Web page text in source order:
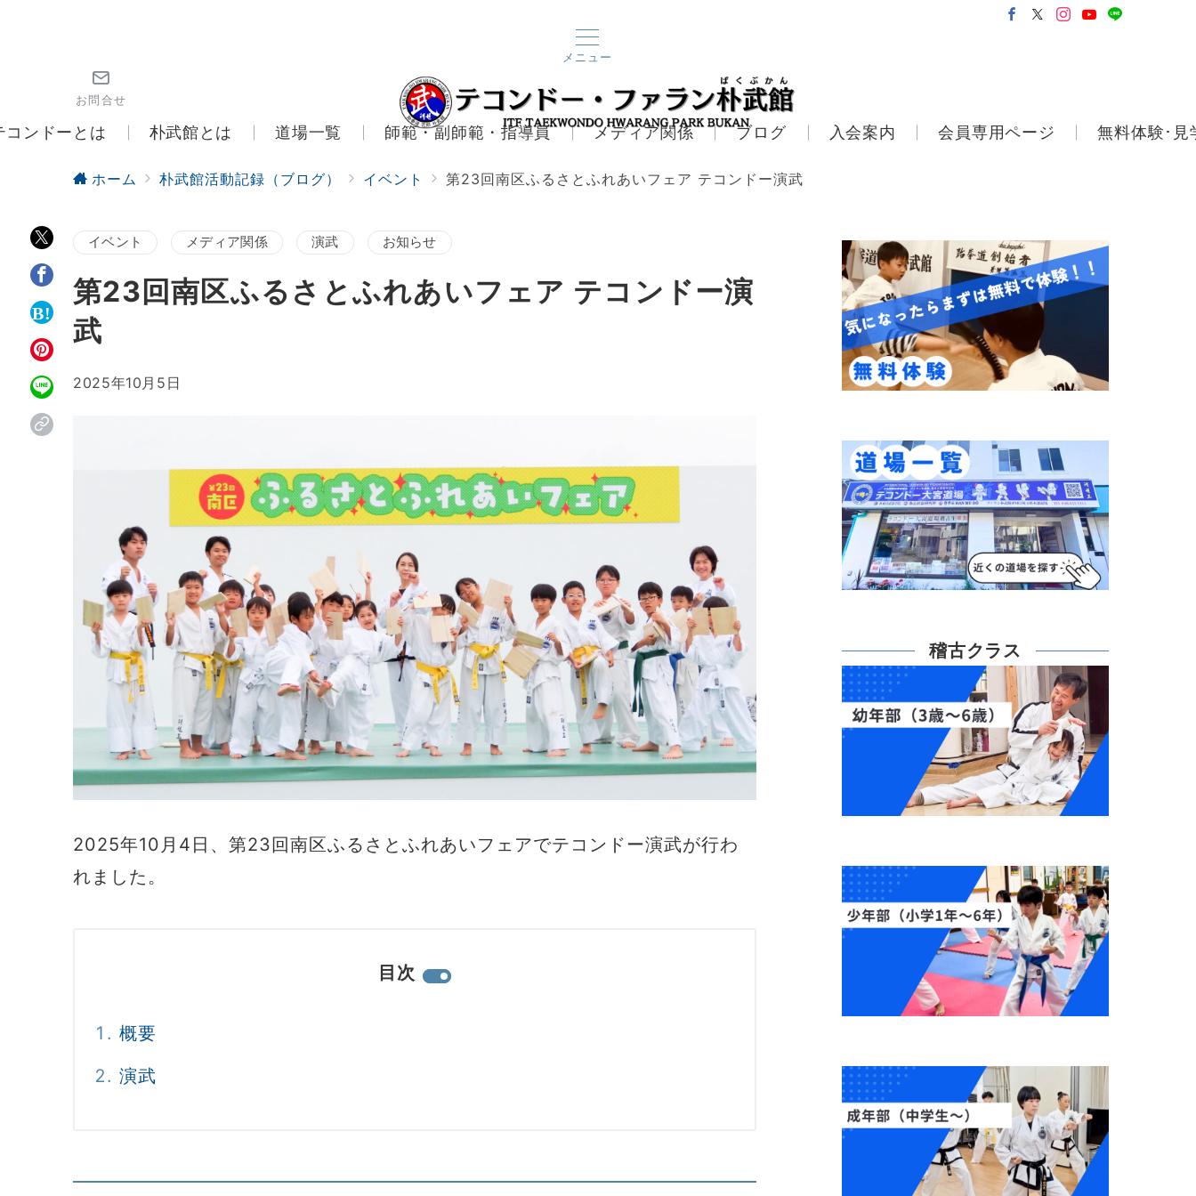
メニュー
お問合せ
コンドーとは 朴武館とは 道場一覧 師範・副師範・指導員 メディア関係 ブログ 入会案内 会員専用ページ 無料体験･見
ホーム 朴武館活動記録（ブログ） イベント 第23回南区ふるさとふれあいフェア テコンドー演武
イベント メディア関係 演武 お知らせ
第23回南区ふるさとふれあいフェア テコンドー演
武
2025年10月5日
2025年10月4日、第23回南区ふるさとふれあいフェアでテコンドー演武が行わ
れました。
目次
概要
演武
稽古クラス